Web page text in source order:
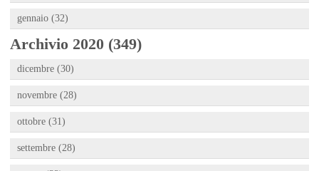
gennaio (32)
Archivio 2020 (349)
dicembre (30)
novembre (28)
ottobre (31)
settembre (28)